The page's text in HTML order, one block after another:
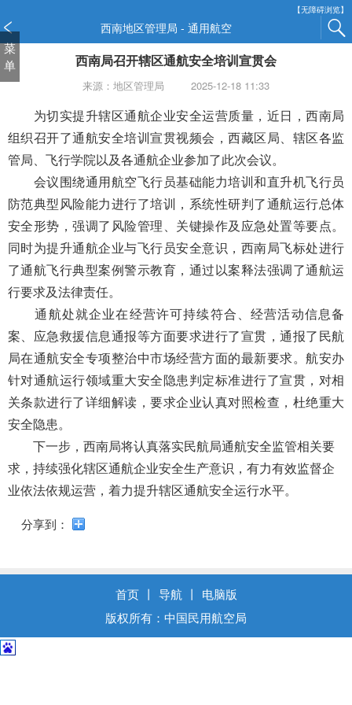
【无障碍浏览】
西南地区管理局 - 通用航空
菜
单
西南局召开辖区通航安全培训宣贯会
来源：地区管理局 2025-12-18 11:33
为切实提升辖区通航企业安全运营质量，近日，西南局
组织召开了通航安全培训宣贯视频会，西藏区局、辖区各监
管局、飞行学院以及各通航企业参加了此次会议。
会议围绕通用航空飞行员基础能力培训和直升机飞行员
防范典型风险能力进行了培训，系统性研判了通航运行总体
安全形势，强调了风险管理、关键操作及应急处置等要点。
同时为提升通航企业与飞行员安全意识，西南局飞标处进行
了通航飞行典型案例警示教育，通过以案释法强调了通航运
行要求及法律责任。
通航处就企业在经营许可持续符合、经营活动信息备
案、应急救援信息通报等方面要求进行了宣贯，通报了民航
局在通航安全专项整治中市场经营方面的最新要求。航安办
针对通航运行领域重大安全隐患判定标准进行了宣贯，对相
关条款进行了详细解读，要求企业认真对照检查，杜绝重大
安全隐患。
下一步，西南局将认真落实民航局通航安全监管相关要
求，持续强化辖区通航企业安全生产意识，有力有效监督企
业依法依规运营，着力提升辖区通航安全运行水平。
分享到：
首页 丨 导航 丨
电脑版
版权所有：中国民用航空局
窗
口
打
碍
说
明
面,
按
Alt
加
波
浪
键
开
导
盲
模
式